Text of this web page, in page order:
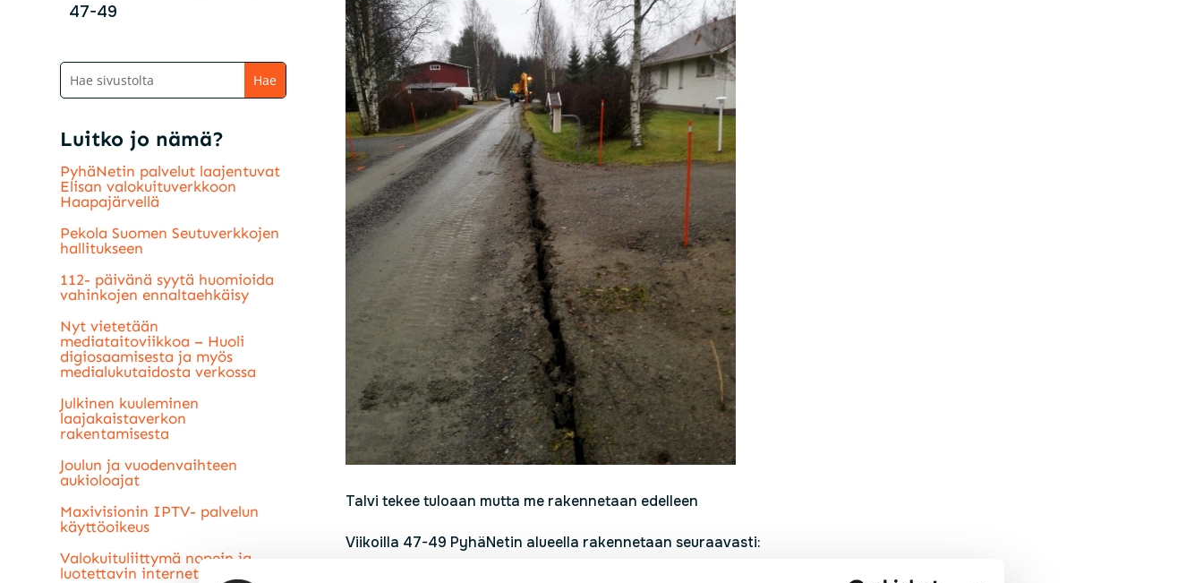
47-49
Luitko jo nämä?
PyhäNetin palvelut laajentuvat
Elisan valokuituverkkoon
Haapajärvellä
Pekola Suomen Seutuverkkojen
hallitukseen
112- päivänä syytä huomioida
vahinkojen ennaltaehkäisy
Nyt vietetään
mediataitoviikkoa – Huoli
digiosaamisesta ja myös
medialukutaidosta verkossa
Julkinen kuuleminen
laajakaistaverkon
rakentamisesta
Joulun ja vuodenvaihteen
aukioloajat
Maxivisionin IPTV- palvelun
käyttöoikeus
Valokuituliittymä nopein ja
luotettavin internetyhteys
Talvi tekee tuloaan mutta me rakennetaan edelleen
Viikoilla 47-49 PyhäNetin alueella rakennetaan seuraavasti: